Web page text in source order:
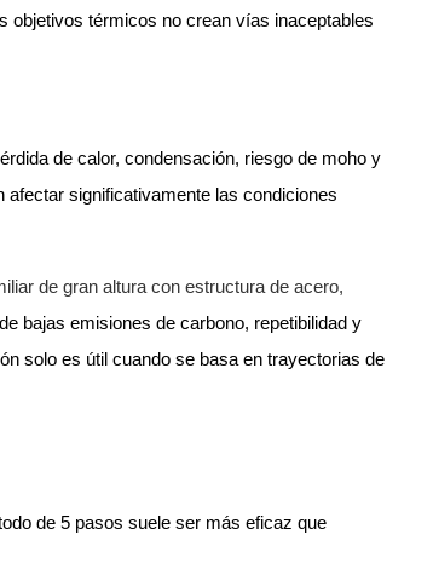
objetivos térmicos no crean vías inaceptables
de calor, condensación, riesgo de moho y
afectar significativamente las condiciones
de gran altura con estructura de acero,
bajas emisiones de carbono, repetibilidad y
solo es útil cuando se basa en trayectorias de
de 5 pasos suele ser más eficaz que